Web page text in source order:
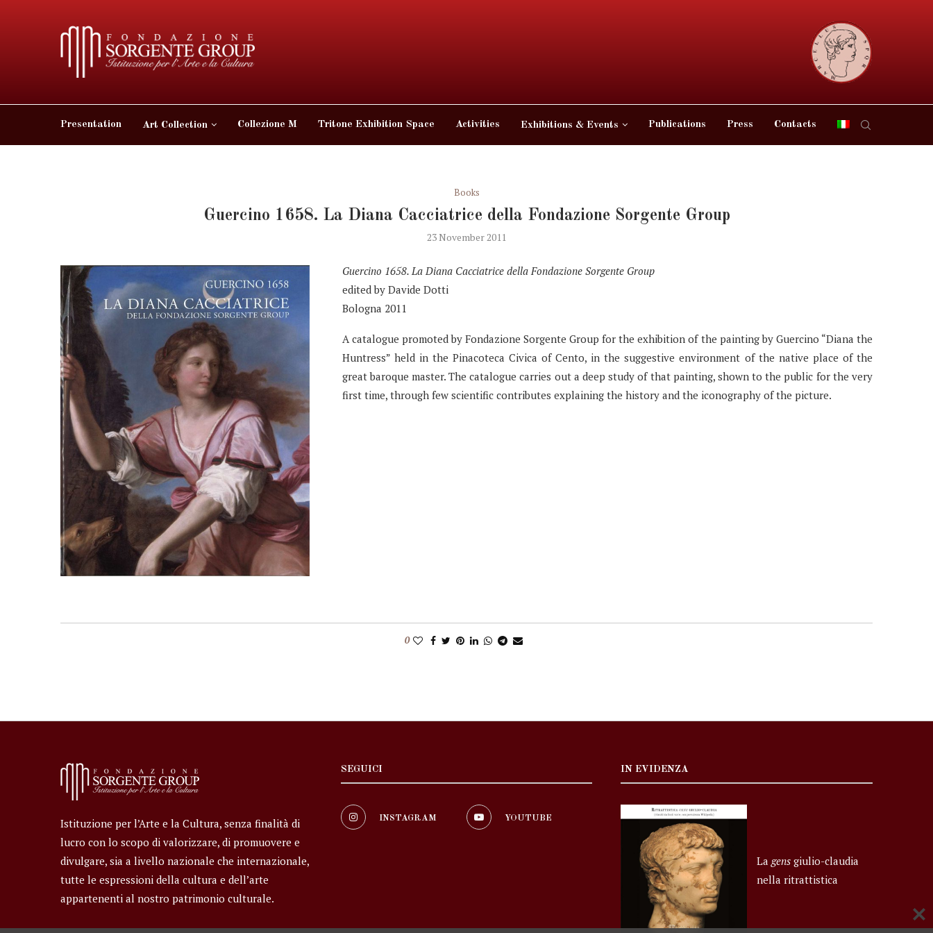
Presentation Art Collection Collezione M Tritone Exhibition Space Activities Exhibitions & Events Publications Press Contacts
Books
Guercino 1658. La Diana Cacciatrice della Fondazione Sorgente Group
23 November 2011
Guercino 1658. La Diana Cacciatrice della Fondazione Sorgente Group
edited by Davide Dotti
Bologna 2011
A catalogue promoted by Fondazione Sorgente Group for the exhibition of the painting by Guercino “Diana the
Huntress” held in the Pinacoteca Civica of Cento, in the suggestive environment of the native place of the
great baroque master. The catalogue carries out a deep study of that painting, shown to the public for the very
first time, through few scientific contributes explaining the history and the iconography of the picture.
0
Istituzione per l’Arte e la Cultura, senza finalità di
lucro con lo scopo di valorizzare, di promuovere e
divulgare, sia a livello nazionale che internazionale,
tutte le espressioni della cultura e dell’arte
appartenenti al nostro patrimonio culturale.
SEGUICI
INSTAGRAM YOUTUBE
IN EVIDENZA
Lagens giulio-claudia
nella ritrattistica